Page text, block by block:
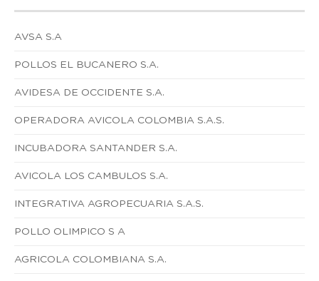
AVSA S.A
POLLOS EL BUCANERO S.A.
AVIDESA DE OCCIDENTE S.A.
OPERADORA AVICOLA COLOMBIA S.A.S.
INCUBADORA SANTANDER S.A.
AVICOLA LOS CAMBULOS S.A.
INTEGRATIVA AGROPECUARIA S.A.S.
POLLO OLIMPICO S A
AGRICOLA COLOMBIANA S.A.